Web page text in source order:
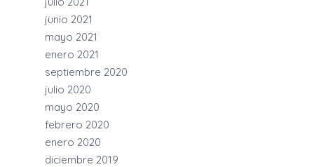
junio 2021
mayo 2021
enero 2021
septiembre 2020
julio 2020
mayo 2020
febrero 2020
enero 2020
diciembre 2019